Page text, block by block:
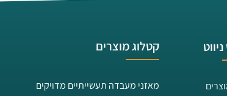
קטלוג מוצרים
מאזני מעבדה תעשייתיים מדויקים